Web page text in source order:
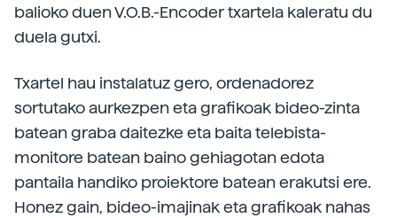
balioko duen V.O.B.-Encoder txartela kaleratu du
duela gutxi.
Txartel hau instalatuz gero, ordenadorez
sortutako aurkezpen eta grafikoak bideo-zinta
batean graba daitezke eta baita telebista-
monitore batean baino gehiagotan edota
pantaila handiko proiektore batean erakutsi ere.
Honez gain, bideo-imajinak eta grafikoak nahas